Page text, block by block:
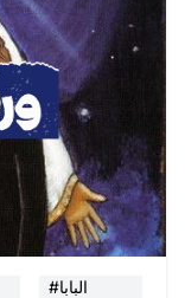
#البابا